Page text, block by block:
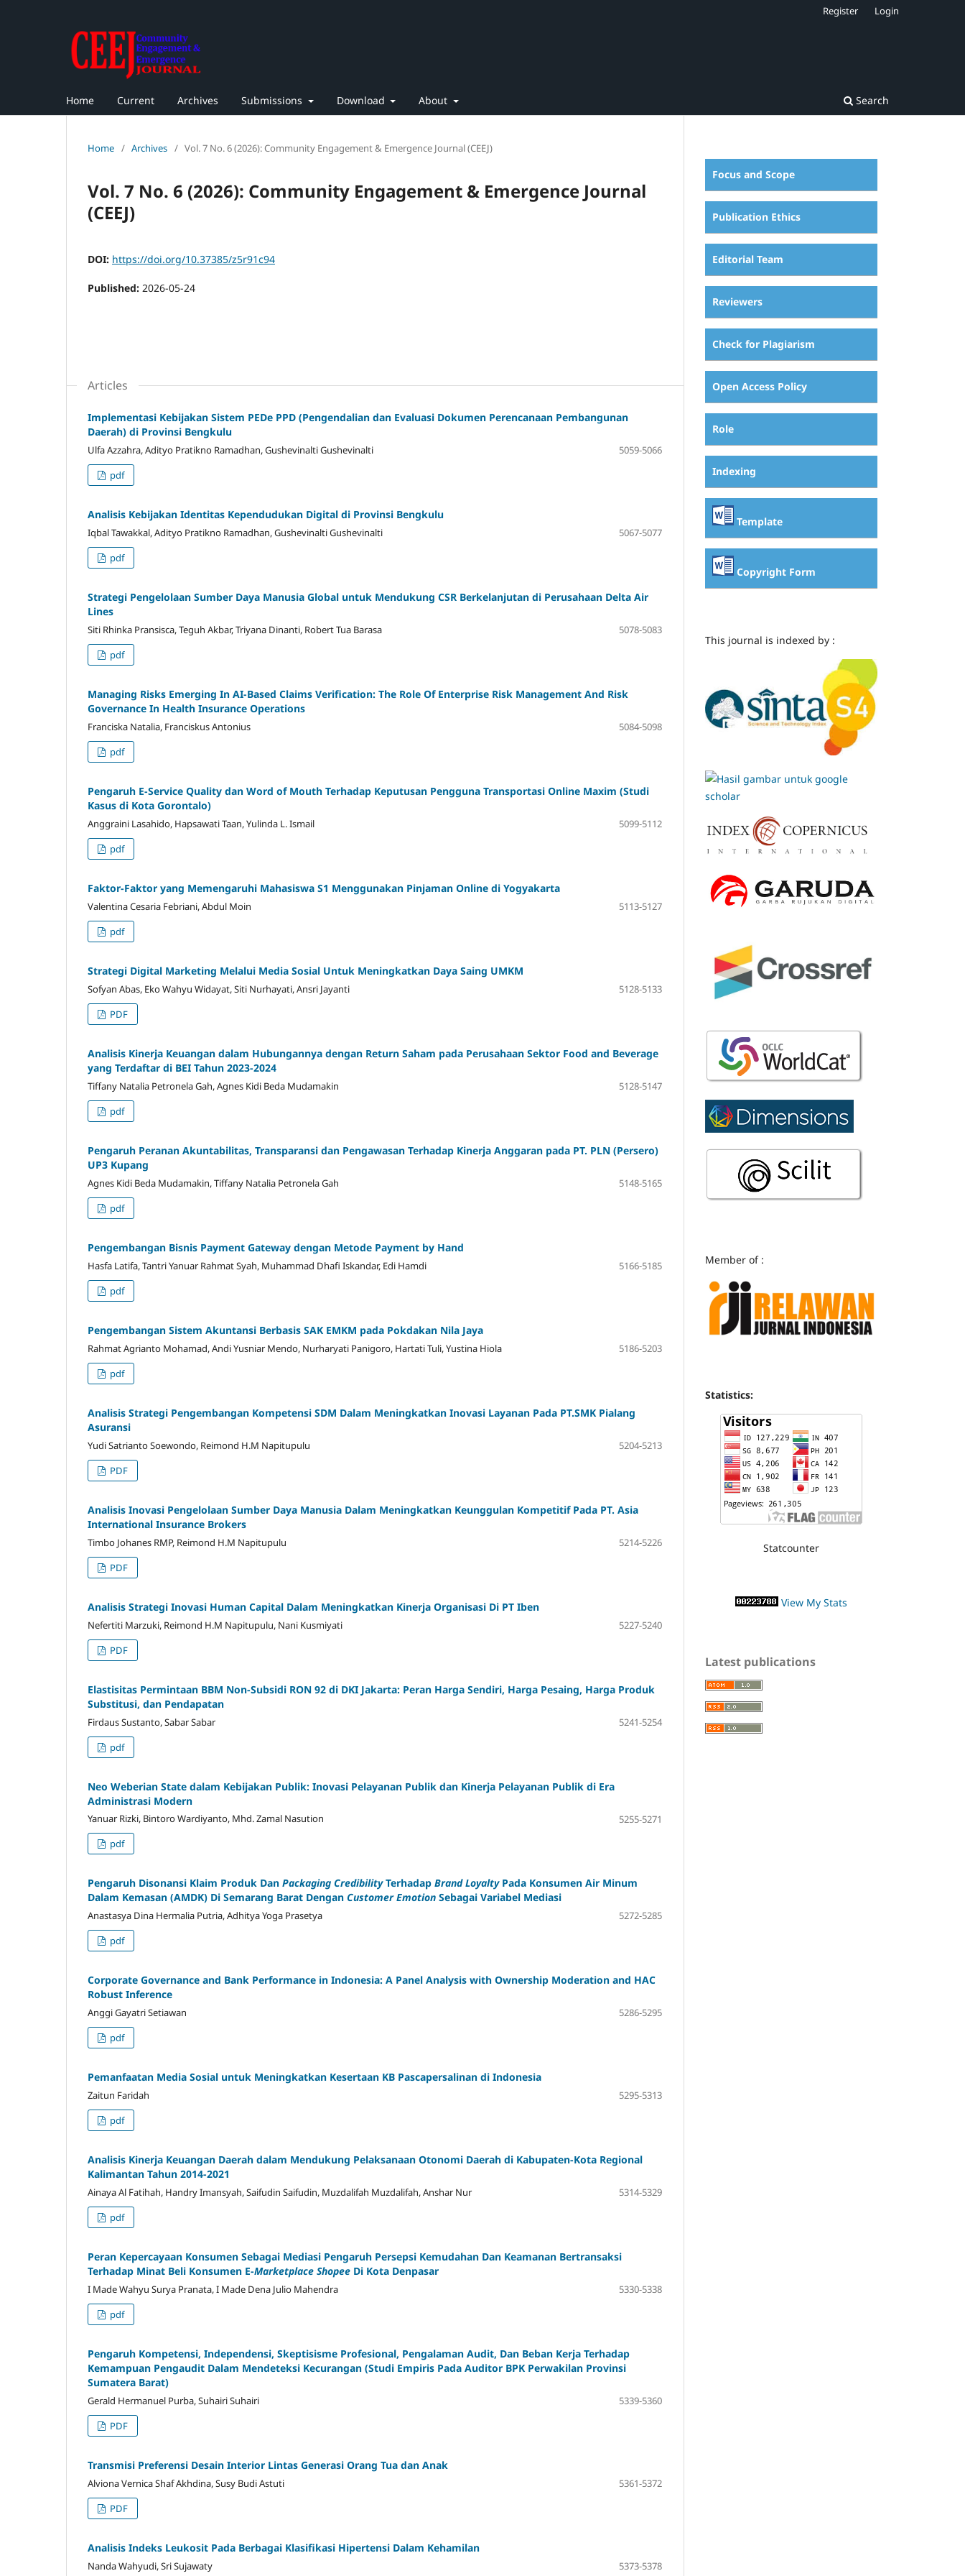
Home Current Archives Submissions Download About Search
Register Login
Home / Archives / Vol. 7 No. 6 (2026): Community Engagement & Emergence Journal (CEEJ)
Vol. 7 No. 6 (2026): Community Engagement & Emergence Journal
(CEEJ)
DOI: https://doi.org/10.37385/z5r91c94
Published: 2026-05-24
Articles
Implementasi Kebijakan Sistem PEDe PPD (Pengendalian dan Evaluasi Dokumen Perencanaan Pembangunan
Daerah) di Provinsi Bengkulu
Ulfa Azzahra, Adityo Pratikno Ramadhan, Gushevinalti Gushevinalti
5059-5066
pdf
Analisis Kebijakan Identitas Kependudukan Digital di Provinsi Bengkulu
Iqbal Tawakkal, Adityo Pratikno Ramadhan, Gushevinalti Gushevinalti
5067-5077
pdf
Strategi Pengelolaan Sumber Daya Manusia Global untuk Mendukung CSR Berkelanjutan di Perusahaan Delta Air
Lines
Siti Rhinka Pransisca, Teguh Akbar, Triyana Dinanti, Robert Tua Barasa
5078-5083
pdf
Managing Risks Emerging In AI-Based Claims Verification: The Role Of Enterprise Risk Management And Risk
Governance In Health Insurance Operations
Franciska Natalia, Franciskus Antonius
5084-5098
pdf
Pengaruh E-Service Quality dan Word of Mouth Terhadap Keputusan Pengguna Transportasi Online Maxim (Studi
Kasus di Kota Gorontalo)
Anggraini Lasahido, Hapsawati Taan, Yulinda L. Ismail
5099-5112
pdf
Faktor-Faktor yang Memengaruhi Mahasiswa S1 Menggunakan Pinjaman Online di Yogyakarta
Valentina Cesaria Febriani, Abdul Moin
5113-5127
pdf
Strategi Digital Marketing Melalui Media Sosial Untuk Meningkatkan Daya Saing UMKM
Sofyan Abas, Eko Wahyu Widayat, Siti Nurhayati, Ansri Jayanti
5128-5133
PDF
Analisis Kinerja Keuangan dalam Hubungannya dengan Return Saham pada Perusahaan Sektor Food and Beverage
yang Terdaftar di BEI Tahun 2023-2024
Tiffany Natalia Petronela Gah, Agnes Kidi Beda Mudamakin
5128-5147
pdf
Pengaruh Peranan Akuntabilitas, Transparansi dan Pengawasan Terhadap Kinerja Anggaran pada PT. PLN (Persero)
UP3 Kupang
Agnes Kidi Beda Mudamakin, Tiffany Natalia Petronela Gah
5148-5165
pdf
Pengembangan Bisnis Payment Gateway dengan Metode Payment by Hand
Hasfa Latifa, Tantri Yanuar Rahmat Syah, Muhammad Dhafi Iskandar, Edi Hamdi
5166-5185
pdf
Pengembangan Sistem Akuntansi Berbasis SAK EMKM pada Pokdakan Nila Jaya
Rahmat Agrianto Mohamad, Andi Yusniar Mendo, Nurharyati Panigoro, Hartati Tuli, Yustina Hiola
5186-5203
pdf
Analisis Strategi Pengembangan Kompetensi SDM Dalam Meningkatkan Inovasi Layanan Pada PT.SMK Pialang
Asuransi
Yudi Satrianto Soewondo, Reimond H.M Napitupulu
5204-5213
PDF
Analisis Inovasi Pengelolaan Sumber Daya Manusia Dalam Meningkatkan Keunggulan Kompetitif Pada PT. Asia
International Insurance Brokers
Timbo Johanes RMP, Reimond H.M Napitupulu
5214-5226
PDF
Analisis Strategi Inovasi Human Capital Dalam Meningkatkan Kinerja Organisasi Di PT Iben
Nefertiti Marzuki, Reimond H.M Napitupulu, Nani Kusmiyati
5227-5240
PDF
Elastisitas Permintaan BBM Non-Subsidi RON 92 di DKI Jakarta: Peran Harga Sendiri, Harga Pesaing, Harga Produk
Substitusi, dan Pendapatan
Firdaus Sustanto, Sabar Sabar
5241-5254
pdf
Neo Weberian State dalam Kebijakan Publik: Inovasi Pelayanan Publik dan Kinerja Pelayanan Publik di Era
Administrasi Modern
Yanuar Rizki, Bintoro Wardiyanto, Mhd. Zamal Nasution
5255-5271
pdf
Pengaruh Disonansi Klaim Produk Dan Packaging CredibilityTerhadap Brand LoyaltyPada Konsumen Air Minum
Dalam Kemasan (AMDK) Di Semarang Barat Dengan Customer Emotion Sebagai Variabel Mediasi
Anastasya Dina Hermalia Putria, Adhitya Yoga Prasetya
5272-5285
pdf
Corporate Governance and Bank Performance in Indonesia: A Panel Analysis with Ownership Moderation and HAC
Robust Inference
Anggi Gayatri Setiawan
5286-5295
pdf
Pemanfaatan Media Sosial untuk Meningkatkan Kesertaan KB Pascapersalinan di Indonesia
Zaitun Faridah
5295-5313
pdf
Analisis Kinerja Keuangan Daerah dalam Mendukung Pelaksanaan Otonomi Daerah di Kabupaten-Kota Regional
Kalimantan Tahun 2014-2021
Ainaya Al Fatihah, Handry Imansyah, Saifudin Saifudin, Muzdalifah Muzdalifah, Anshar Nur
5314-5329
pdf
Peran Kepercayaan Konsumen Sebagai Mediasi Pengaruh Persepsi Kemudahan Dan Keamanan Bertransaksi
Terhadap Minat Beli Konsumen E-Marketplace Shopee Di Kota Denpasar
I Made Wahyu Surya Pranata, I Made Dena Julio Mahendra
5330-5338
pdf
Pengaruh Kompetensi, Independensi, Skeptisisme Profesional, Pengalaman Audit, Dan Beban Kerja Terhadap
Kemampuan Pengaudit Dalam Mendeteksi Kecurangan (Studi Empiris Pada Auditor BPK Perwakilan Provinsi
Sumatera Barat)
Gerald Hermanuel Purba, Suhairi Suhairi
5339-5360
PDF
Transmisi Preferensi Desain Interior Lintas Generasi Orang Tua dan Anak
Alviona Vernica Shaf Akhdina, Susy Budi Astuti
5361-5372
PDF
Analisis Indeks Leukosit Pada Berbagai Klasifikasi Hipertensi Dalam Kehamilan
Nanda Wahyudi, Sri Sujawaty 5373-5378
Focus and Scope
Publication Ethics
Editorial Team
Reviewers
Check for Plagiarism
Open Access Policy
Role
Indexing
Template
Copyright Form
This journal is indexed by :
Member of :
Statistics:
Statcounter
View My Stats
Latest publications